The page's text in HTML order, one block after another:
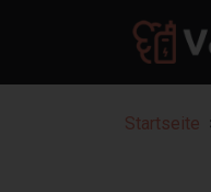
Startseite